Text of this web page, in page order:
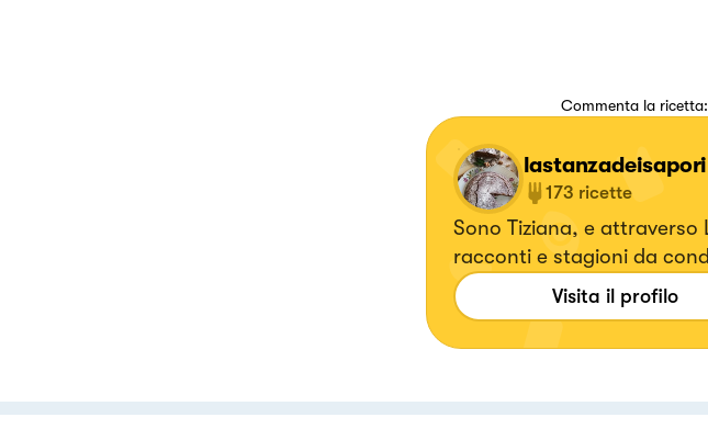
Commenta la
lastanzadeisapori
173 ricette
Sono Tiziana, e
racconti e stagioni da
Visita il profilo